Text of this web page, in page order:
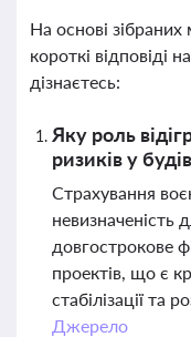
На основі
короткі відповіді
дізнаєтесь:
Яку роль
ризиків у
Страхування
невизначеність
довгострокове
проектів, що є
стабілізації та
Джерело